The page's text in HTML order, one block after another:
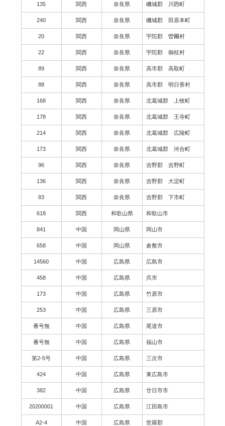
135 関西 奈良県 磯城郡 川西町
240 関西 奈良県 磯城郡 田原本町
20 関西 奈良県 宇陀郡 曽爾村
22 関西 奈良県 宇陀郡 御杖村
89 関西 奈良県 高市郡 高取町
88 関西 奈良県 高市郡 明日香村
168 関西 奈良県 北葛城郡 上牧町
178 関西 奈良県 北葛城郡 王寺町
214 関西 奈良県 北葛城郡 広陵町
173 関西 奈良県 北葛城郡 河合町
96 関西 奈良県 吉野郡 吉野町
136 関西 奈良県 吉野郡 大淀町
83 関西 奈良県 吉野郡 下市町
618 関西 和歌山県 和歌山市
841 中国 岡山県 岡山市
658 中国 岡山県 倉敷市
14560 中国 広島県 広島市
458 中国 広島県 呉市
173 中国 広島県 竹原市
253 中国 広島県 三原市
番号無 中国 広島県 尾道市
番号無 中国 広島県 福山市
第2-5号 中国 広島県 三次市
424 中国 広島県 東広島市
382 中国 広島県 廿日市市
20200001 中国 広島県 江田島市
A2-4 中国 広島県 世羅郡